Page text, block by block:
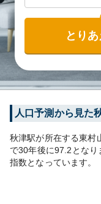
とり
人口予測から見た
秋津駅が所在する東村
で30年後に97.2 となり
指数となっています。